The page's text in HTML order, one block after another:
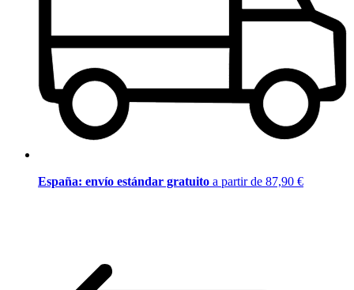
España: envío estándar gratuito a partir de 87,90 €